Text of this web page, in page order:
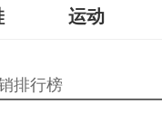
运动
排行榜